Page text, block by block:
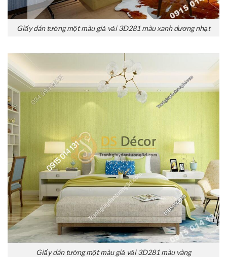
Giấy dán tường một màu giả vải 3D281 màu xanh dương nhạt
Giấy dán tường một màu giả vải 3D281 màu vàng